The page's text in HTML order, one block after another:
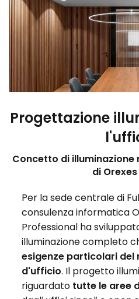
Progettazione
Concetto di illuminazione
di
Per la sede centrale di
consulenza informatica
Professional ha
illuminazione completo
esigenze particolari del
d'ufficio. Il progetto
riguardato tutte le aree